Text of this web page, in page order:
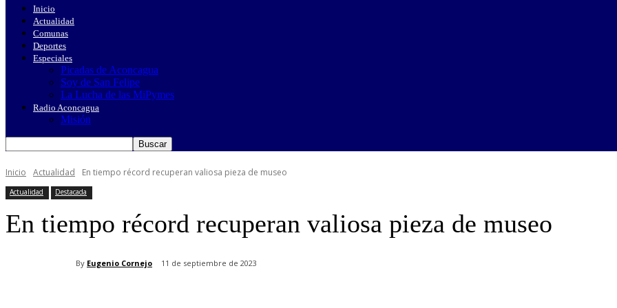
Inicio
Actualidad
Comunas
Deportes
Especiales
Picadas de Aconcagua
Soy de San Felipe
La Lucha de las MiPymes
Radio Aconcagua
Misión
Inicio Actualidad En tiempo récord recuperan valiosa pieza de museo
Actualidad Destacada
En tiempo récord recuperan valiosa pieza de museo
By Eugenio Cornejo 11 de septiembre de 2023